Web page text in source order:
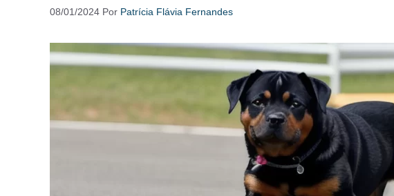
08/01/2024 Por Patrícia Flávia Fernandes